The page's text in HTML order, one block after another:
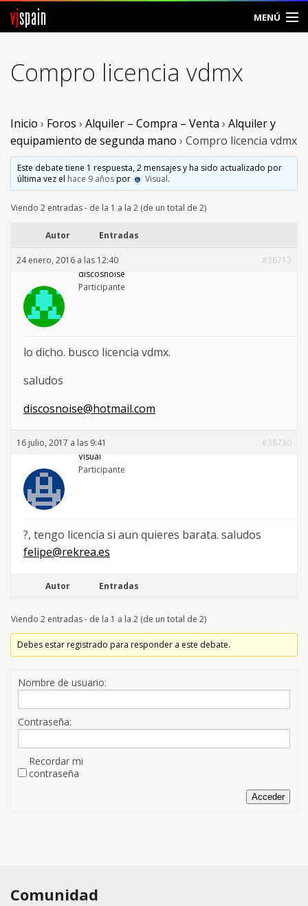
vjspain MENÚ
Foros
Vjspain
Ayuda
Contacto
Compro licencia vdmx
Inicio › Foros › Alquiler – Compra – Venta › Alquiler y
equipamiento de segunda mano › Compro licencia vdmx
Este debate tiene 1 respuesta, 2 mensajes y ha sido actualizado por
última vez el hace 9 añospor Visual.
Viendo 2 entradas - de la 1 a la 2 (de un total de 2)
Autor Entradas
24 enero, 2016 a las 12:40
#36713
discosnoise
Participante
lo dicho. busco licencia vdmx.
saludos
discosnoise@hotmail.com
16 julio, 2017 a las 9:41
#38730
Visual
Participante
?, tengo licencia si aun quieres barata. saludos
felipe@rekrea.es
Autor Entradas
Viendo 2 entradas - de la 1 a la 2 (de un total de 2)
Debes estar registrado para responder a este debate.
Nombre de usuario:
Contraseña:
Recordar mi
contraseña
Acceder
Comunidad